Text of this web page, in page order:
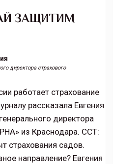
ЗАЩИТИМ
директора страхового
работает страхование
рассказала Евгения
директора
из Краснодара. ССТ:
страхования садов.
направление? Евгения